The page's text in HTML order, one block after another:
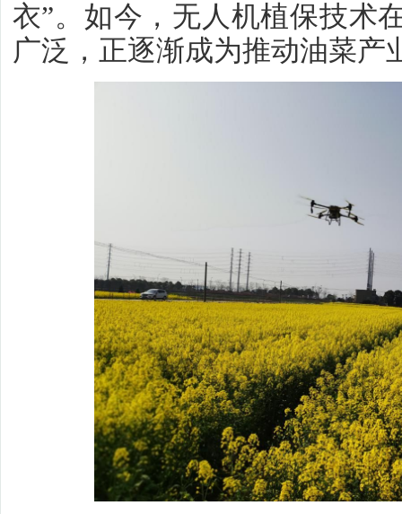
衣”。如今，无人机植保技术
广泛，正逐渐成为推动油菜产